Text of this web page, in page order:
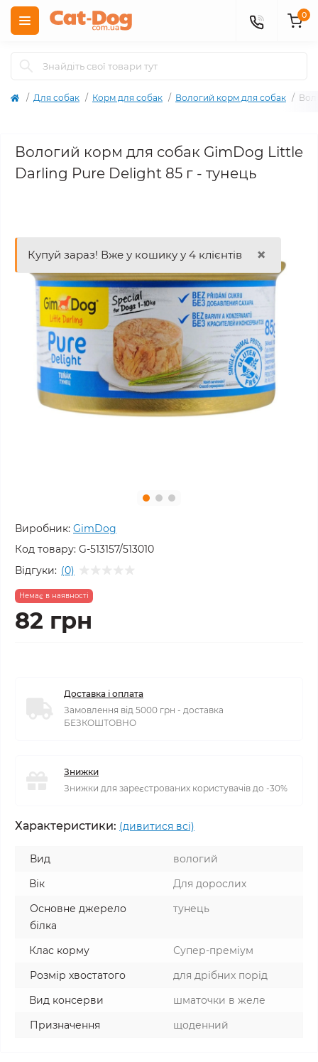
0
Для собак Корм для собак Вологий корм для собак
Вологий корм для собак GimDog Little
Darling Pure Delight 85 г - тунець
Купуй зараз! Вже у кошику у 4 клієнтів ×
Виробник: GimDog
Код товару: G-513157/513010
Відгуки: (0)
Немає в наявності
82 грн
Доставка і оплата
Замовлення від 5000 грн - доставка
БЕЗКОШТОВНО
Знижки
Знижки для зареєстрованих користувачів до -30%
Характеристики: (дивитися всі)
Вид
вологий
Вік
Для дорослих
Основне джерело
білка
тунець
Клас корму
Супер-преміум
Розмір хвостатого
для дрібних порід
Вид консерви
шматочки в желе
Призначення
щоденний